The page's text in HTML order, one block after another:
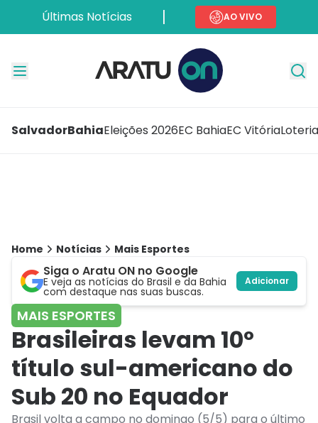
Últimas Notícias AO VIVO
SalvadorBahiaEleições 2026EC BahiaEC Vitória
Home Notícias Mais Esportes
Siga o Aratu ON no Google
E veja as notícias do Brasil e da Bahia
com destaque nas suas buscas.
Adicionar
MAIS ESPORTES
Brasileiras levam 10º
título sul-americano do
Sub 20 no Equador
Brasil volta a campo no domingo (5/5) para o último